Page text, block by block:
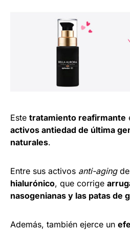
Este tratamiento reafirmante
activos antiedad de última
naturales.
Entre sus activos anti-aging
hialurónico, que corrige
nasogenianas y las patas de
Además, también ejerce un